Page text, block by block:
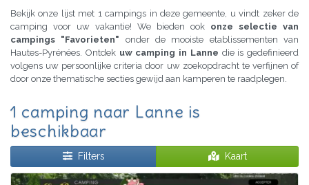
Bekijk onze lijst met 1 campings in deze gemeente, u vindt zeker de
camping voor uw vakantie! We bieden ook onze selectie van
campings "Favorieten" onder de mooiste etablissementen van
Hautes-Pyrénées. Ontdek uw camping in Lanne die is gedefinieerd
volgens uw persoonlijke criteria door uw zoekopdracht te verfijnen of
door onze thematische secties gewijd aan kamperen te raadplegen.
1 camping naar Lanne is
beschikbaar
Filters Kaart